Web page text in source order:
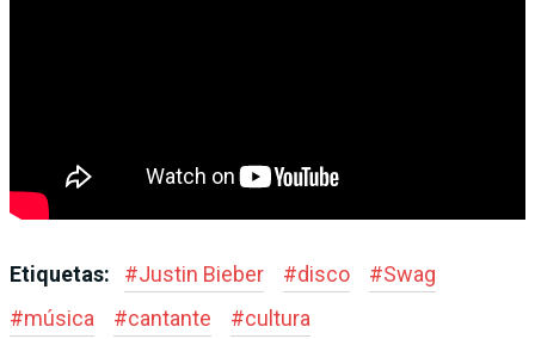
Etiquetas: #Justin Bieber #disco #Swag
#música #cantante #cultura